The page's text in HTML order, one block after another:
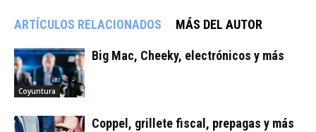
ARTÍCULOS RELACIONADOS MÁS DEL AUTOR
Coyuntura
Big Mac, Cheeky, electrónicos y más
Coppel, grillete fiscal, prepagas y más